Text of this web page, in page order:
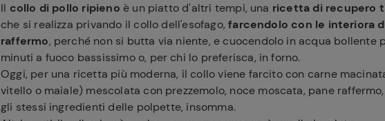
Il collo di pollo ripieno è un piatto d'altri tempi, una ricetta di recupero
che si realizza privando il collo dell'esofago,farcendolo con le interiora
raffermo, perché non si butta via niente, e cuocendolo in acqua bollente
minuti a fuoco bassissimo o, per chi lo preferisca, in forno.
Oggi, per una ricetta più moderna, il collo viene farcito con carne
vitello o maiale) mescolata con prezzemolo, noce moscata, pane
gli stessi ingredienti delle polpette, insomma.
Ricette preferite